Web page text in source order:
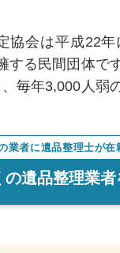
協会は平成22
る民間団体です
、毎年3,000人弱
業者に遺品整理士が在
の遺品整理業